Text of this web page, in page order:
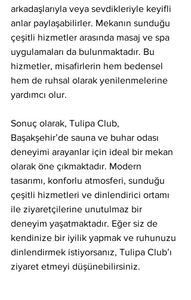
arkadaşlarıyla veya sevdikleriyle keyifli
anlar paylaşabilirler. Mekanın sunduğu
çeşitli hizmetler arasında masaj ve spa
uygulamaları da bulunmaktadır. Bu
hizmetler, misafirlerin hem bedensel
hem de ruhsal olarak yenilenmelerine
yardımcı olur.
Sonuç olarak, Tulipa Club,
Başakşehir’de sauna ve buhar odası
deneyimi arayanlar için ideal bir mekan
olarak öne çıkmaktadır. Modern
tasarımı, konforlu atmosferi, sunduğu
çeşitli hizmetleri ve dinlendirici ortamı
ile ziyaretçilerine unutulmaz bir
deneyim yaşatmaktadır. Eğer siz de
kendinize bir iyilik yapmak ve ruhunuzu
dinlendirmek istiyorsanız, Tulipa Club’ı
ziyaret etmeyi düşünebilirsiniz.